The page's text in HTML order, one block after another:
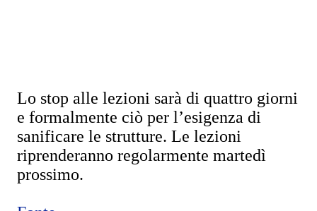
Lo stop alle lezioni sarà di quattro giorni
e formalmente ciò per l’esigenza di
sanificare le strutture. Le lezioni
riprenderanno regolarmente martedì
prossimo.